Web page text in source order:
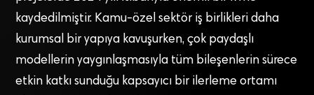
kaydedilmiştir. Kamu-özel sektör iş birlikleri daha
kurumsal bir yapıya kavuşurken, çok paydaşlı
modellerin yaygınlaşmasıyla tüm bileşenlerin sürece
etkin katkı sunduğu kapsayıcı bir ilerleme ortamı